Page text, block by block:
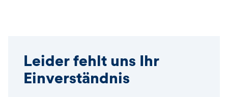
Leider fehlt uns Ihr
Einverständnis